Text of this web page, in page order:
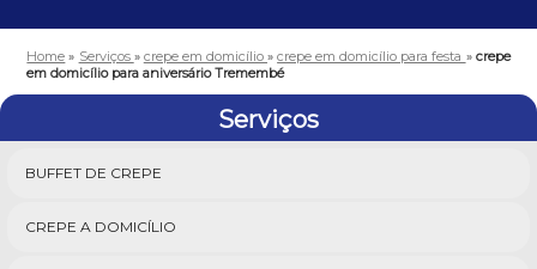
Home » Serviços » crepe em domicílio»crepe em domicílio para festa » crepe
em domicílio para aniversário Tremembé
Serviços
BUFFET DE CREPE
CREPE A DOMICÍLIO